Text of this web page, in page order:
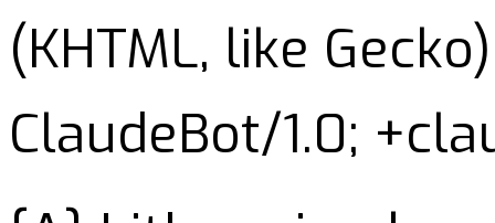
(KHTML, like
ClaudeBot/1.0;